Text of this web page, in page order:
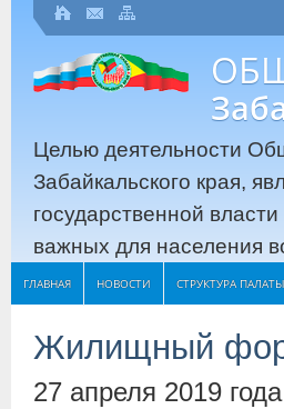
Целью деятельности
Забайкальского края,
государственной
важных для населения
ГЛАВНАЯ НОВОСТИ СТРУКТУРА ПАЛАТЫ
Жилищный
27 апреля 2019